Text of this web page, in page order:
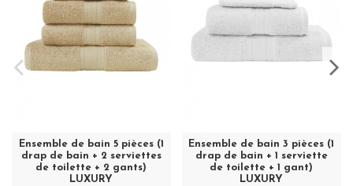
Ensemble de bain 5 pièces (1
drap de bain + 2 serviettes
de toilette + 2 gants)
LUXURY
Ensemble de bain 3 pièces (1
drap de bain + 1 serviette
de toilette + 1 gant)
LUXURY